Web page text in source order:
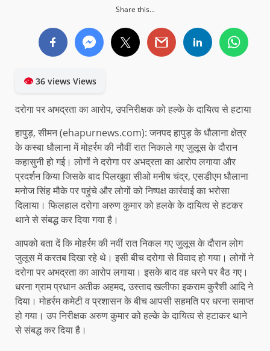
Share this...
👁36 views Views
दरोगा पर अभद्रता का आरोप, उपनिरीक्षक को हल्के के दायित्व से हटाया
हापुड़, सीमन (ehapurnews.com): जनपद हापुड़ के धौलाना क्षेत्र
के कस्बा धौलाना में मोहर्रम की नौवीं रात निकाले गए जुलूस के दौरान
कहासुनी हो गई। लोगों ने दरोगा पर अभद्रता का आरोप लगाया और
प्रदर्शन किया जिसके बाद पिलखुवा सीओ मनीष चंद्र, एसडीएम धौलाना
मनोज सिंह मौके पर पहुंचे और लोगों को निष्पक्ष कार्रवाई का भरोसा
दिलाया। फिलहाल दरोगा अरुण कुमार को हलके के दायित्व से हटकर
थाने से संबद्ध कर दिया गया है।
आपको बता दें कि मोहर्रम की नवीं रात निकल गए जुलूस के दौरान लोग
जुलूस में करतब दिखा रहे थे। इसी बीच दरोगा से विवाद हो गया। लोगों ने
दरोगा पर अभद्रता का आरोप लगाया। इसके बाद वह धरने पर बैठ गए।
धरना ग्राम प्रधान अतीक अहमद, उस्ताद खलीफा इकराम कुरैशी आदि ने
दिया। मोहर्रम कमेटी व प्रशासन के बीच आपसी सहमति पर धरना समाप्त
हो गया। उप निरीक्षक अरुण कुमार को हल्के के दायित्व से हटाकर थाने
से संबद्ध कर दिया है।